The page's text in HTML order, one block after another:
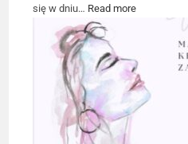
się w dniu… Read more